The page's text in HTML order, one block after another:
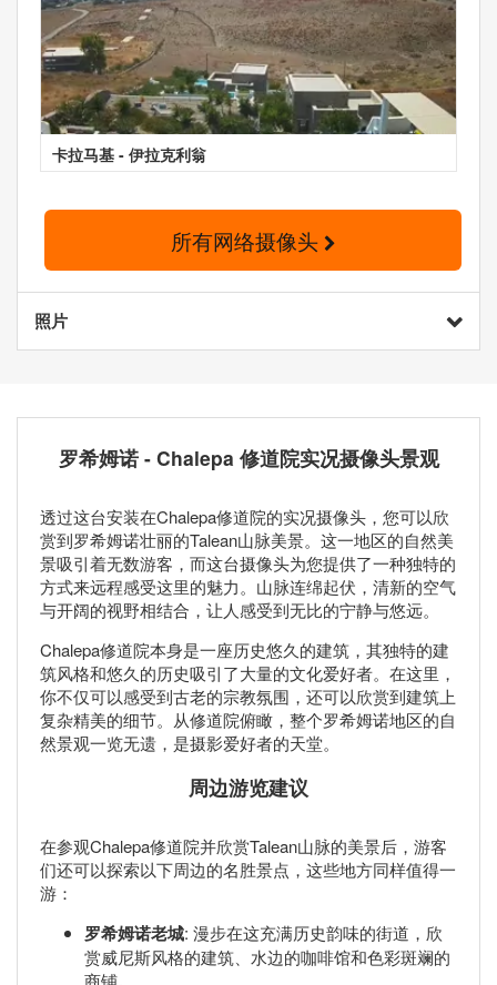
卡拉马基 - 伊拉克利翁
所有网络摄像头
照片
罗希姆诺 - Chalepa 修道院实况摄像头景观
透过这台安装在Chalepa修道院的实况摄像头，您可以欣
赏到罗希姆诺壮丽的Talean山脉美景。这一地区的自然美
景吸引着无数游客，而这台摄像头为您提供了一种独特的
方式来远程感受这里的魅力。山脉连绵起伏，清新的空气
与开阔的视野相结合，让人感受到无比的宁静与悠远。
Chalepa修道院本身是一座历史悠久的建筑，其独特的建
筑风格和悠久的历史吸引了大量的文化爱好者。在这里，
你不仅可以感受到古老的宗教氛围，还可以欣赏到建筑上
复杂精美的细节。从修道院俯瞰，整个罗希姆诺地区的自
然景观一览无遗，是摄影爱好者的天堂。
周边游览建议
在参观Chalepa修道院并欣赏Talean山脉的美景后，游客
们还可以探索以下周边的名胜景点，这些地方同样值得一
游：
罗希姆诺老城: 漫步在这充满历史韵味的街道，欣
赏威尼斯风格的建筑、水边的咖啡馆和色彩斑斓的
商铺。